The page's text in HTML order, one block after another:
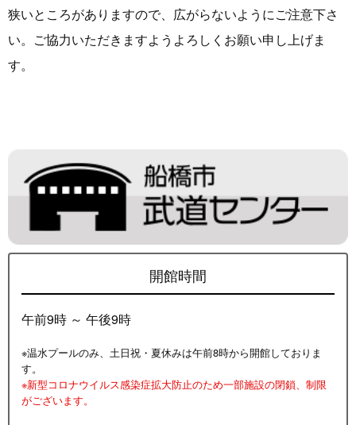
狭いところがありますので、広がらないようにご注意下さ
い。ご協力いただきますようよろしくお願い申し上げま
す。
開館時間
午前9時 ～ 午後9時
※温水プールのみ、土日祝・夏休みは午前8時から開館しておりま
す。
※新型コロナウイルス感染症拡大防止のため一部施設の閉鎖、制限
がございます。